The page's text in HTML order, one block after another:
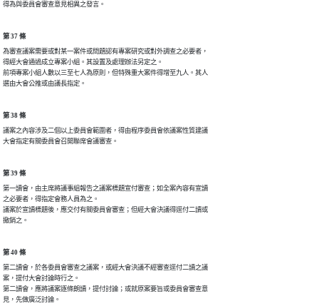
得為與委員會審查意見相異之發言。
第 37 條
為審查議案需要或對某一案件或問題認有專案研究或對外調查之必要者，
得經大會通過成立專案小組。其設置及處理辦法另定之。
前項專案小組人數以三至七人為原則，但特殊重大案件得增至九人。其人
選由大會公推或由議長指定。
第 38 條
議案之內容涉及二個以上委員會範圍者，得由程序委員會依議案性質建議
大會指定有關委員會召開聯席會議審查。
第 39 條
第一讀會，由主席將議事組報告之議案標題宣付審查；如全案內容有宣讀
之必要者，得指定會務人員為之。
議案於宣讀標題後，應交付有關委員會審查；但經大會決議得逕付二讀或
撤銷之。
第 40 條
第二讀會，於各委員會審查之議案，或經大會決議不經審查逕付二讀之議
案，提付大會討論時行之。
第二讀會，應將議案逐條朗讀，提付討論；或就原案要旨或委員會審查意
見，先做廣泛討論。